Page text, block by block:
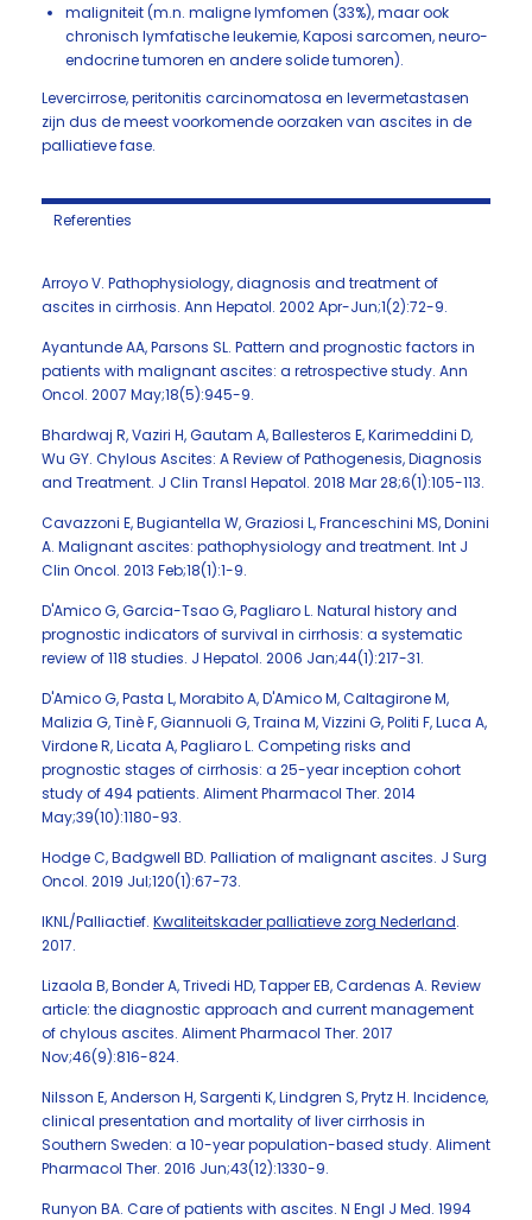
maligniteit (m.n. maligne lymfomen (33%), maar ook
chronisch lymfatische leukemie, Kaposi sarcomen, neuro-
endocrine tumoren en andere solide tumoren).
Levercirrose, peritonitis carcinomatosa en levermetastasen
zijn dus de meest voorkomende oorzaken van ascites in de
palliatieve fase.
Referenties
Arroyo V. Pathophysiology, diagnosis and treatment of
ascites in cirrhosis. Ann Hepatol. 2002 Apr-Jun;1(2):72-9.
Ayantunde AA, Parsons SL. Pattern and prognostic factors in
patients with malignant ascites: a retrospective study. Ann
Oncol. 2007 May;18(5):945-9.
Bhardwaj R, Vaziri H, Gautam A, Ballesteros E, Karimeddini D,
Wu GY. Chylous Ascites: A Review of Pathogenesis, Diagnosis
and Treatment. J Clin Transl Hepatol. 2018 Mar 28;6(1):105-113.
Cavazzoni E, Bugiantella W, Graziosi L, Franceschini MS, Donini
A. Malignant ascites: pathophysiology and treatment. Int J
Clin Oncol. 2013 Feb;18(1):1-9.
D'Amico G, Garcia-Tsao G, Pagliaro L. Natural history and
prognostic indicators of survival in cirrhosis: a systematic
review of 118 studies. J Hepatol. 2006 Jan;44(1):217-31.
D'Amico G, Pasta L, Morabito A, D'Amico M, Caltagirone M,
Malizia G, Tinè F, Giannuoli G, Traina M, Vizzini G, Politi F, Luca A,
Virdone R, Licata A, Pagliaro L. Competing risks and
prognostic stages of cirrhosis: a 25-year inception cohort
study of 494 patients. Aliment Pharmacol Ther. 2014
May;39(10):1180-93.
Hodge C, Badgwell BD. Palliation of malignant ascites. J Surg
Oncol. 2019 Jul;120(1):67-73.
IKNL/Palliactief. Kwaliteitskader palliatieve zorg Nederland.
2017.
Lizaola B, Bonder A, Trivedi HD, Tapper EB, Cardenas A. Review
article: the diagnostic approach and current management
of chylous ascites. Aliment Pharmacol Ther. 2017
Nov;46(9):816-824.
Nilsson E, Anderson H, Sargenti K, Lindgren S, Prytz H. Incidence,
clinical presentation and mortality of liver cirrhosis in
Southern Sweden: a 10-year population-based study. Aliment
Pharmacol Ther. 2016 Jun;43(12):1330-9.
Runyon BA. Care of patients with ascites. N Engl J Med. 1994